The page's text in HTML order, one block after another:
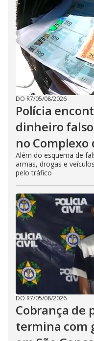
DO R7/05/08/2026
Polícia
dinheiro
no Complexo
Além do esquema de
armas, drogas e
pelo tráfico
DO R7/05/08/2026
Cobrança de
termina com